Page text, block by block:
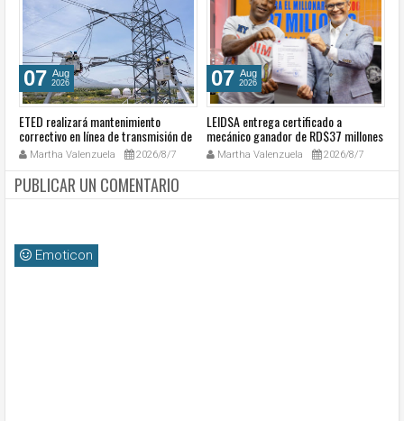
07 Aug
2026
ETED realizará mantenimiento
correctivo en línea de transmisión de
la región Sur
Martha Valenzuela 2026/8/7
07 Aug
2026
LEIDSA entrega certificado a
mecánico ganador de RD$37 millones
con el Loto
Martha Valenzuela 2026/8/7
PUBLICAR UN COMENTARIO
Emoticon